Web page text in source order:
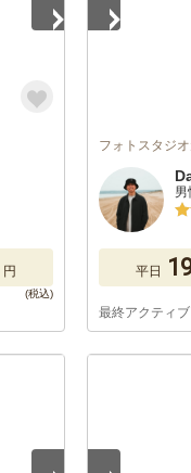
円
フォトスタジ
平日
最終アクティ